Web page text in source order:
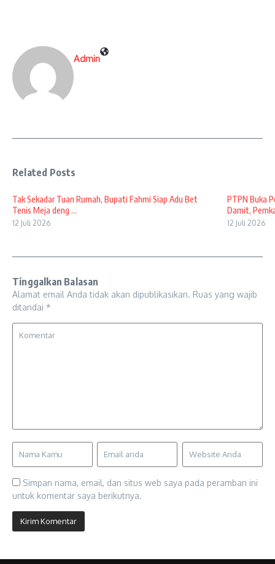
Admin
Related Posts
Tak Sekadar Tuan Rumah, Bupati Fahmi Siap Adu Bet
Tenis Meja deng ...
12 Juli 2026
PTPN Buka
Damit,
12 Juli 2026
Tinggalkan Balasan
Alamat email Anda tidak akan dipublikasikan. Ruas yang wajib
ditandai *
Simpan nama, email, dan situs web saya pada peramban ini
untuk komentar saya berikutnya.